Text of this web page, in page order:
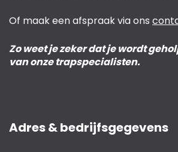
Of maak een afspraak via ons
Zo weet je zeker dat je wordt
van onze trapspecialisten.
Adres & bedrijfsgegevens